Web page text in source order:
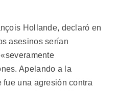
Hollande, declaró en
asesinos serían
Apelando a la
una agresión contra